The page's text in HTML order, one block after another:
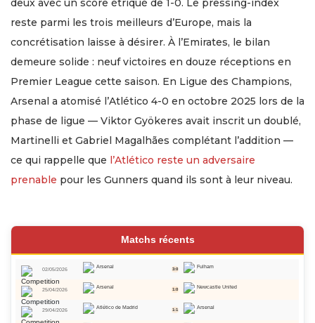
deux avec un score étriqué de 1-0. Le pressing-index
reste parmi les trois meilleurs d’Europe, mais la
concrétisation laisse à désirer. À l’Emirates, le bilan
demeure solide : neuf victoires en douze réceptions en
Premier League cette saison. En Ligue des Champions,
Arsenal a atomisé l’Atlético 4-0 en octobre 2025 lors de la
phase de ligue — Viktor Gyökeres avait inscrit un doublé,
Martinelli et Gabriel Magalhães complétant l’addition —
ce qui rappelle que l’Atlético reste un adversaire
prenable pour les Gunners quand ils sont à leur niveau.
Matchs récents
02/05/2026
Arsenal 3:0 Fulham
25/04/2026
Arsenal 1:0 Newcastle United
29/04/2026
Atlético de Madrid 1:1 Arsenal